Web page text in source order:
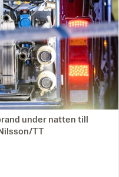
under natten till
TT